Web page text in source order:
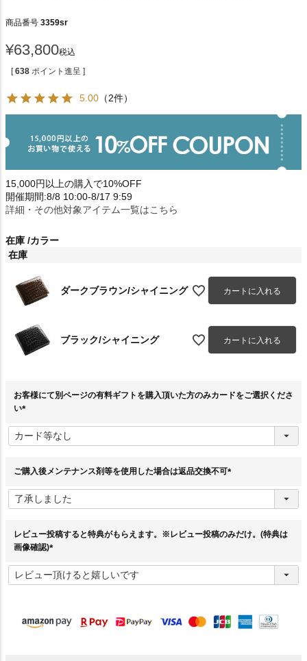
商品番号 3359sr
¥63,800税込
[ 638 ポイント進呈 ]
5.00 （2件）
15,000円以上の購入で10%OFF
開催期間:8/8 10:00-8/17 9:59
詳細・その他対象アイテム一覧はこちら
在庫 カラー
在庫
ダークブラウン/シャイニング カートに入れる
ブラック/シャイニング カートに入れる
お客様にて別ページの有料ギフトを購入頂いた方のみカードをご選択くださ
い
必
須
ご購入後メンテナンス剤等を使用した場合は返品交換不可
須
レビュー投稿すると特典がもらえます。※レビュー投稿のみだけ。(特典は
画像確認)
必
須